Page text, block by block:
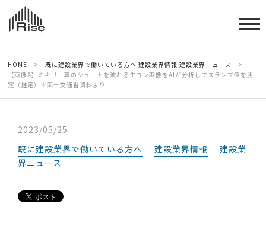
HOME > 既に建設業界で働いている方へ 建設業界情報 建設業界ニュース
>
【画像A】ミキサー車のシュートを流れる生コン画像をAIが分析してスランプ値を測
定（推定）※国土交通省資料より
2023/05/25
既に建設業界で働いている方へ
建設業界情報
建設業
界ニュース